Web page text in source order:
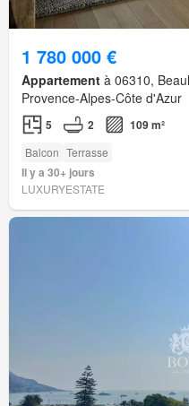
1 780 000 €
Appartement à 06310,
Provence-Alpes-Côte d'Azur
5 2 109 m²
Balcon Terrasse
Il y a 30+ jours
LUXURYESTATE